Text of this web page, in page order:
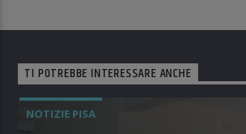
TI POTREBBE INTERESSARE ANCHE
NOTIZIE PISA